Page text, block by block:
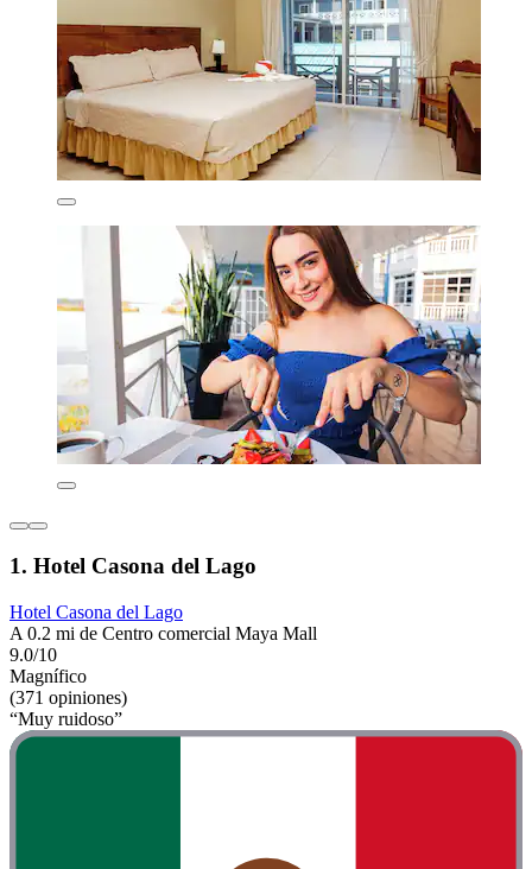
1. Hotel Casona del Lago
Hotel Casona del Lago
A 0.2 mi de Centro comercial Maya Mall
9.0/10
Magnífico
(371 opiniones)
“Muy ruidoso”